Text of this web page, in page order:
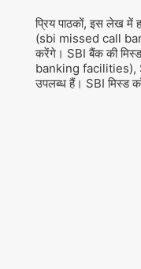
प्रिय पाठकों, इस लेख में
(sbi missed call
करेंगे। SBI बैंक की
banking facilities),
उपलब्ध हैं। SBI मिस्ड